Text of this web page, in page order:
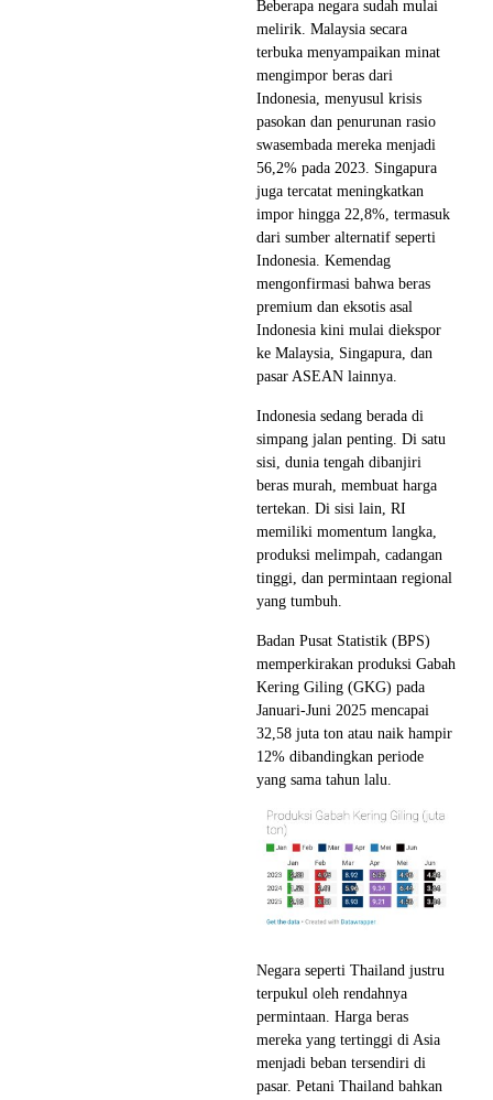
Beberapa negara sudah mulai
melirik. Malaysia secara
terbuka menyampaikan minat
mengimpor beras dari
Indonesia, menyusul krisis
pasokan dan penurunan rasio
swasembada mereka menjadi
56,2% pada 2023. Singapura
juga tercatat meningkatkan
impor hingga 22,8%, termasuk
dari sumber alternatif seperti
Indonesia. Kemendag
mengonfirmasi bahwa beras
premium dan eksotis asal
Indonesia kini mulai diekspor
ke Malaysia, Singapura, dan
pasar ASEAN lainnya.
Indonesia sedang berada di
simpang jalan penting. Di satu
sisi, dunia tengah dibanjiri
beras murah, membuat harga
tertekan. Di sisi lain, RI
memiliki momentum langka,
produksi melimpah, cadangan
tinggi, dan permintaan regional
yang tumbuh.
Badan Pusat Statistik (BPS)
memperkirakan produksi Gabah
Kering Giling (GKG) pada
Januari-Juni 2025 mencapai
32,58 juta ton atau naik hampir
12% dibandingkan periode
yang sama tahun lalu.
Negara seperti Thailand justru
terpukul oleh rendahnya
permintaan. Harga beras
mereka yang tertinggi di Asia
menjadi beban tersendiri di
pasar. Petani Thailand bahkan